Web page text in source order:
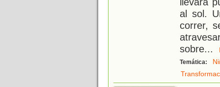
al sol.
correr,
sobre...
Temática: